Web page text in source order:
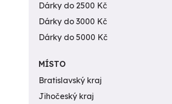
Dárky do 2500 Kč
Dárky do 3000 Kč
Dárky do 5000 Kč
MÍSTO
Bratislavský kraj
Jihočeský kraj